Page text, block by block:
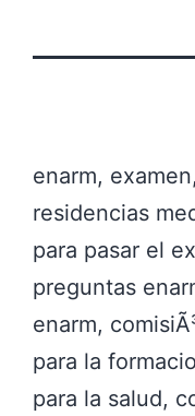
enarm,
residencias
para pasar el
preguntas
enarm,
para la
para la salud,